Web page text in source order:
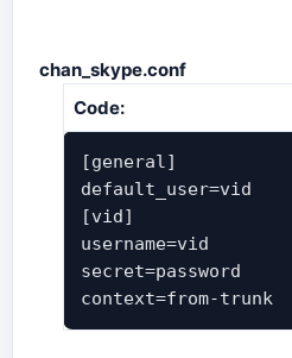
сhan_skype.conf
Code:
[general]
default_user=vid
[vid]
username=vid
secret=password
context=from-trunk